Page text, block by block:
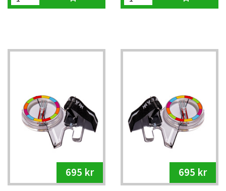
695 kr 695 kr